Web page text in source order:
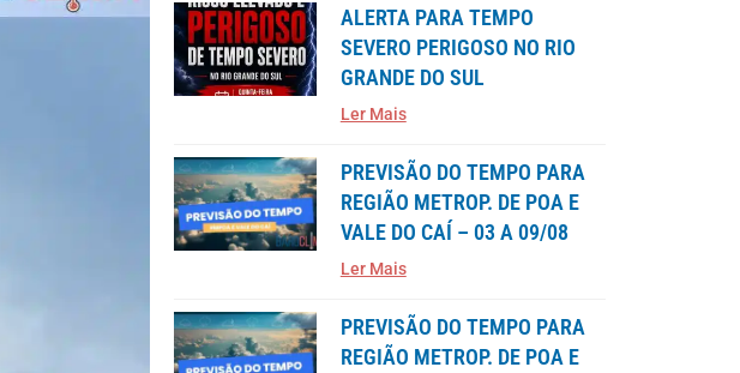
ALERTA PARA TEMPO
SEVERO PERIGOSO NO RIO
GRANDE DO SUL
Ler Mais
PREVISÃO DO TEMPO PARA
REGIÃO METROP. DE POA E
VALE DO CAÍ – 03 A 09/08
Ler Mais
PREVISÃO DO TEMPO PARA
REGIÃO METROP. DE POA E